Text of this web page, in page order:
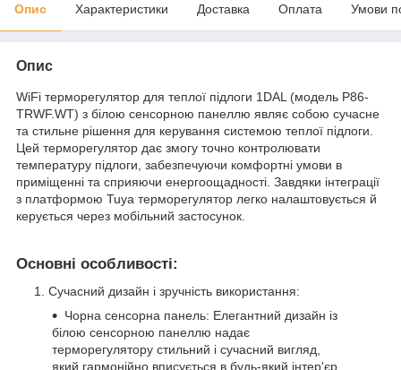
Опис Характеристики Доставка Оплата Умови
Опис
WiFi терморегулятор для теплої підлоги 1DAL (модель P86-
TRWF.WT) з білою сенсорною панеллю являє собою сучасне
та стильне рішення для керування системою теплої підлоги.
Цей терморегулятор дає змогу точно контролювати
температуру підлоги, забезпечуючи комфортні умови в
приміщенні та сприяючи енергоощадності. Завдяки інтеграції
з платформою Tuya терморегулятор легко налаштовується й
керується через мобільний застосунок.
Основні особливості:
Сучасний дизайн і зручність використання:
Чорна сенсорна панель: Елегантний дизайн із
білою сенсорною панеллю надає
терморегулятору стильний і сучасний вигляд,
який гармонійно вписується в будь-який інтер'єр.